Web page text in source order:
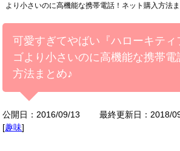
より小さいのに高機能な携帯電話！ネット購入方法
可愛すぎてやばい『ハローキテ
ゴより小さいのに高機能な携帯電
方法まとめ♪
公開日：2016/09/13 最終更新日：2018/
[趣味]